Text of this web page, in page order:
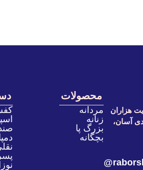
هزاران
آسان،
محصولات
مردانه
زنانه
بزرگ پا
بچگانه